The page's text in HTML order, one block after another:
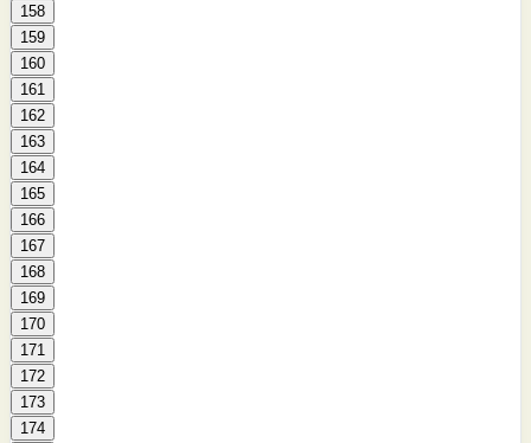
158
159
160
161
162
163
164
165
166
167
168
169
170
171
172
173
174